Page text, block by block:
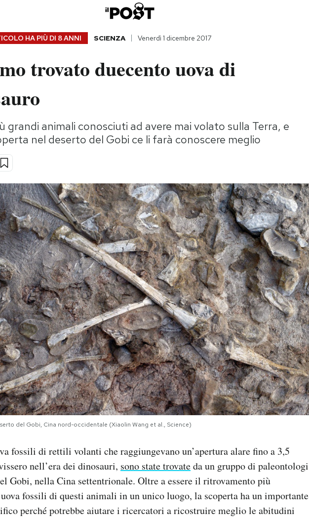
HA PIÙ DI 8 ANNI SCIENZA Venerdì 1 dicembre 2017
trovato duecento uova di
grandi animali conosciuti ad avere mai volato sulla Terra, e
nel deserto del Gobi ce li farà conoscere meglio
del Gobi, Cina nord-occidentale (Xiaolin Wang et al., Science)
fossili di rettili volanti che raggiungevano un’apertura alare fino a 3,5
nell’era dei dinosauri, sono state trovateda un gruppo di paleontologi
Gobi, nella Cina settentrionale. Oltre a essere il ritrovamento più
fossili di questi animali in un unico luogo, la scoperta ha un importante
perché potrebbe aiutare i ricercatori a ricostruire meglio le abitudini